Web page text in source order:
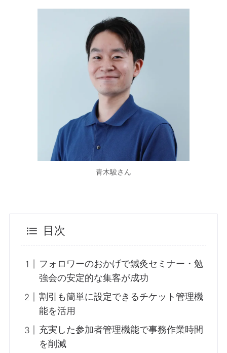
青木駿さん
目次
フォロワーのおかげで鍼灸セミナー・勉
強会の安定的な集客が成功
割引も簡単に設定できるチケット管理機
能を活用
充実した参加者管理機能で事務作業時間
を削減